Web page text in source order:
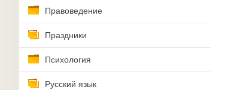
Правоведение
Праздники
Психология
Русский язык